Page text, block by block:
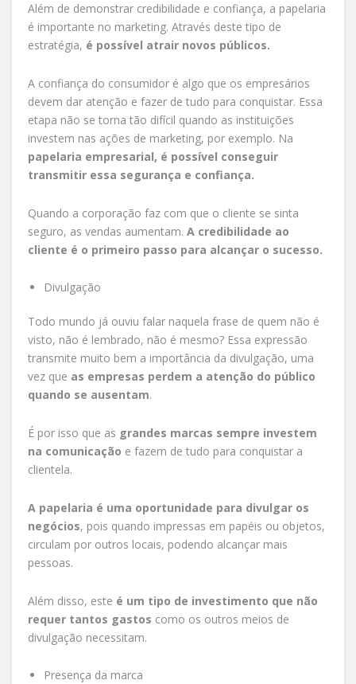
Além de demonstrar credibilidade e confiança, a papelaria
é importante no marketing. Através deste tipo de
estratégia, é possível atrair novos públicos.
A confiança do consumidor é algo que os empresários
devem dar atenção e fazer de tudo para conquistar. Essa
etapa não se torna tão difícil quando as instituições
investem nas ações de marketing, por exemplo. Na
papelaria empresarial, é possível conseguir
transmitir essa segurança e confiança.
Quando a corporação faz com que o cliente se sinta
seguro, as vendas aumentam. A credibilidade ao
cliente é o primeiro passo para alcançar o sucesso.
Divulgação
Todo mundo já ouviu falar naquela frase de quem não é
visto, não é lembrado, não é mesmo? Essa expressão
transmite muito bem a importância da divulgação, uma
vez que as empresas perdem a atenção do público
quando se ausentam.
É por isso que as grandes marcas sempre investem
na comunicação e fazem de tudo para conquistar a
clientela.
A papelaria é uma oportunidade para divulgar os
negócios, pois quando impressas em papéis ou objetos,
circulam por outros locais, podendo alcançar mais
pessoas.
Além disso, este é um tipo de investimento que não
requer tantos gastos como os outros meios de
divulgação necessitam.
Presença da marca